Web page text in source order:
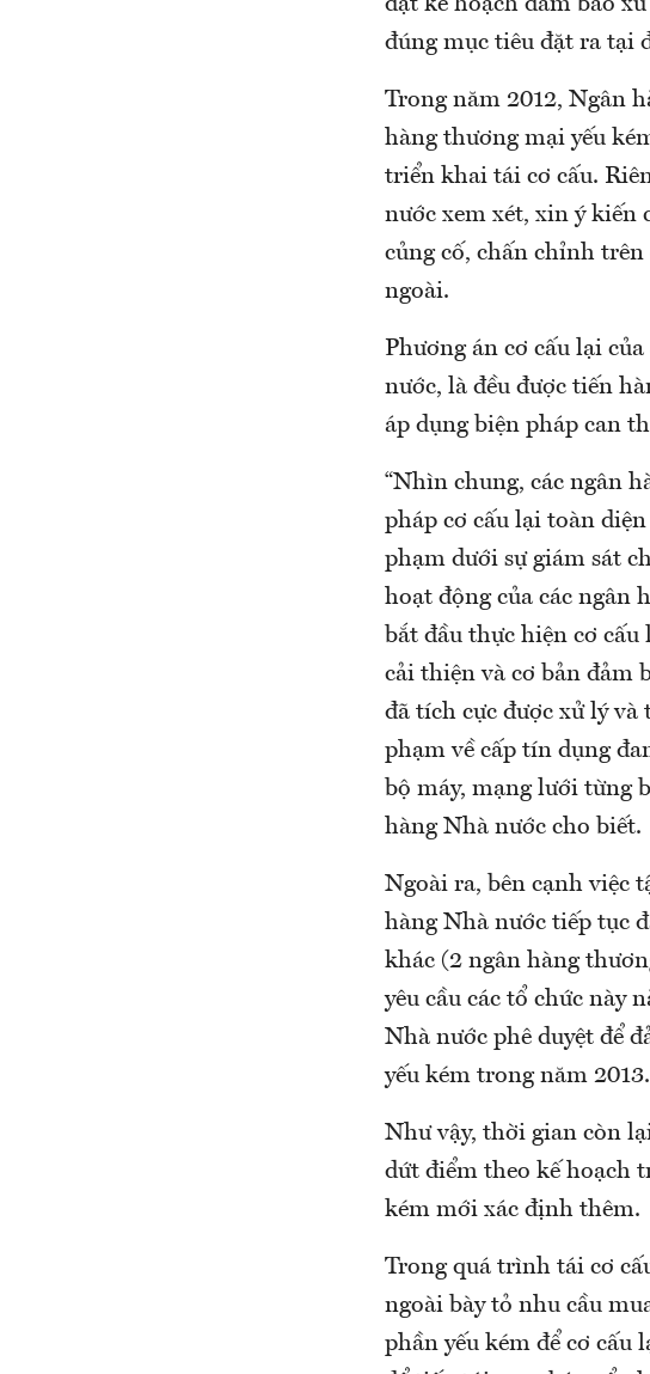
đặt kế hoạch đảm bảo
đúng mục tiêu đặt ra tại
Trong năm 2012, Ngân
hàng thương mại yếu
triển khai tái cơ cấu.
nước xem xét, xin ý kiến
củng cố, chấn chỉnh
ngoài.
Phương án cơ cấu lại
nước, là đều được tiến
áp dụng biện pháp can
“Nhìn chung, các ngân
pháp cơ cấu lại toàn
phạm dưới sự giám sát
hoạt động của các ngân
bắt đầu thực hiện cơ
cải thiện và cơ bản đảm
đã tích cực được xử lý
phạm về cấp tín dụng
bộ máy, mạng lưới từng
hàng Nhà nước cho biết.
Ngoài ra, bên cạnh việc
hàng Nhà nước tiếp tục
khác (2 ngân hàng
yêu cầu các tổ chức này
Nhà nước phê duyệt để
yếu kém trong năm 2013.
Như vậy, thời gian còn
dứt điểm theo kế hoạch
kém mới xác định thêm.
Trong quá trình tái cơ
ngoài bày tỏ nhu cầu
phần yếu kém để cơ cấu